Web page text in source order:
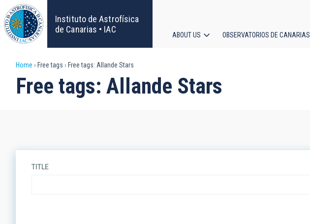
Skip
to
main
content
Instituto de Astrofísica
de Canarias • IAC
navigation
ABOUT US OBSERVATORIOS DE CANARIAS
Breadcrumb
Home Free tags Free tags: Allande Stars
Free tags: Allande Stars
TITLE